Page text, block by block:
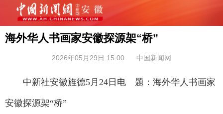
海外华人书画家安徽探源架“桥”
2026年05月29日 15:00 中国新闻网
中新社安徽旌德5月24日电 题：海外华人书画家
安徽探源架“桥”